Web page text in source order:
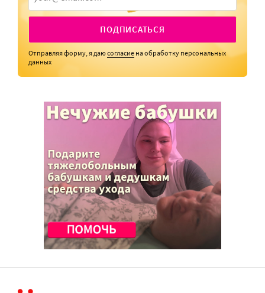
ПОДПИСАТЬСЯ
Отправляя форму, я даюсогласие на обработку персональных
данных